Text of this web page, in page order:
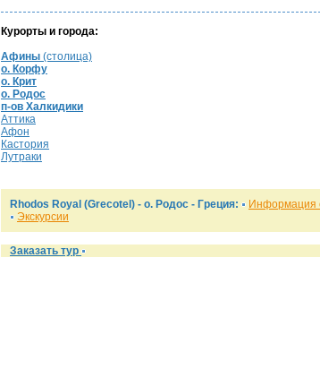
Курорты и города:
Афины (столица)
о. Корфу
о. Крит
о. Родос
п-ов Халкидики
Аттика
Афон
Кастория
Лутраки
Rhodos Royal (Grecotel) - о. Родос - Греция: Информация
Экскурсии
Заказать тур